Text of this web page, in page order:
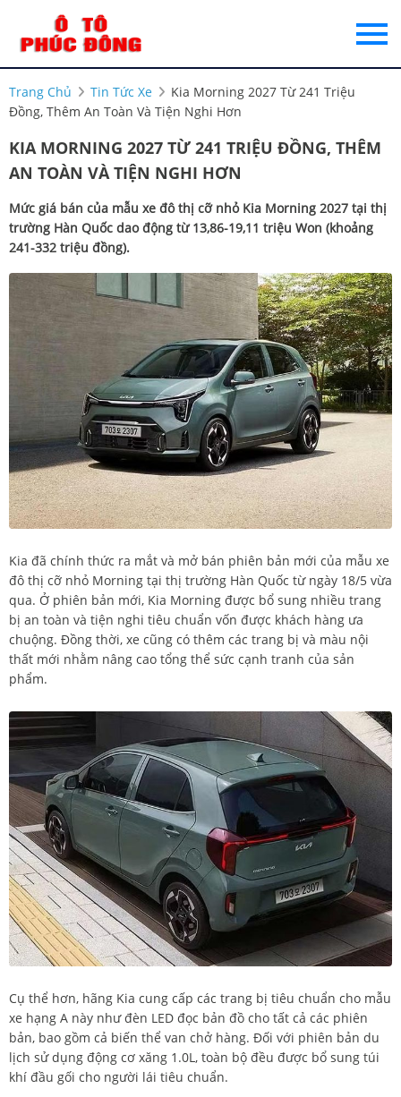
Trang Chủ Tin Tức Xe
Kia Morning 2027 Từ 241 Triệu
Đồng, Thêm An Toàn Và Tiện Nghi Hơn
KIA MORNING 2027 TỪ 241 TRIỆU ĐỒNG, THÊM
AN TOÀN VÀ TIỆN NGHI HƠN
Mức giá bán của mẫu xe đô thị cỡ nhỏ Kia Morning 2027 tại thị
trường Hàn Quốc dao động từ 13,86-19,11 triệu Won (khoảng
241-332 triệu đồng).
Kia đã chính thức ra mắt và mở bán phiên bản mới của mẫu xe
đô thị cỡ nhỏ Morning tại thị trường Hàn Quốc từ ngày 18/5 vừa
qua. Ở phiên bản mới, Kia Morning được bổ sung nhiều trang
bị an toàn và tiện nghi tiêu chuẩn vốn được khách hàng ưa
chuộng. Đồng thời, xe cũng có thêm các trang bị và màu nội
thất mới nhằm nâng cao tổng thể sức cạnh tranh của sản
phẩm.
Cụ thể hơn, hãng Kia cung cấp các trang bị tiêu chuẩn cho mẫu
xe hạng A này như đèn LED đọc bản đồ cho tất cả các phiên
bản, bao gồm cả biến thể van chở hàng. Đối với phiên bản du
lịch sử dụng động cơ xăng 1.0L, toàn bộ đều được bổ sung túi
khí đầu gối cho người lái tiêu chuẩn.